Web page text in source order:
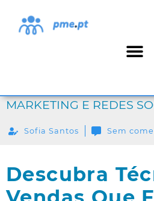
MARKETING E REDES
Sofia Santos Sem
Descubra